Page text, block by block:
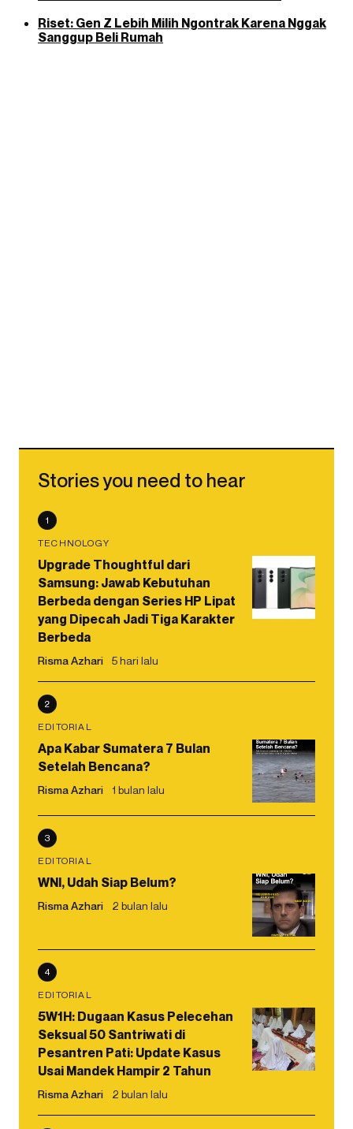
Riset: Gen Z Lebih Milih Ngontrak Karena Nggak
Sanggup Beli Rumah
Stories you need to hear
1
TECHNOLOGY
Upgrade Thoughtful dari
Samsung: Jawab Kebutuhan
Berbeda dengan Series HP Lipat
yang Dipecah Jadi Tiga Karakter
Berbeda
Risma Azhari 5 hari lalu
2
EDITORIAL
Apa Kabar Sumatera 7 Bulan
Setelah Bencana?
Risma Azhari 1 bulan lalu
3
EDITORIAL
WNI, Udah Siap Belum?
Risma Azhari 2 bulan lalu
4
EDITORIAL
5W1H: Dugaan Kasus Pelecehan
Seksual 50 Santriwati di
Pesantren Pati: Update Kasus
Usai Mandek Hampir 2 Tahun
Risma Azhari 2 bulan lalu